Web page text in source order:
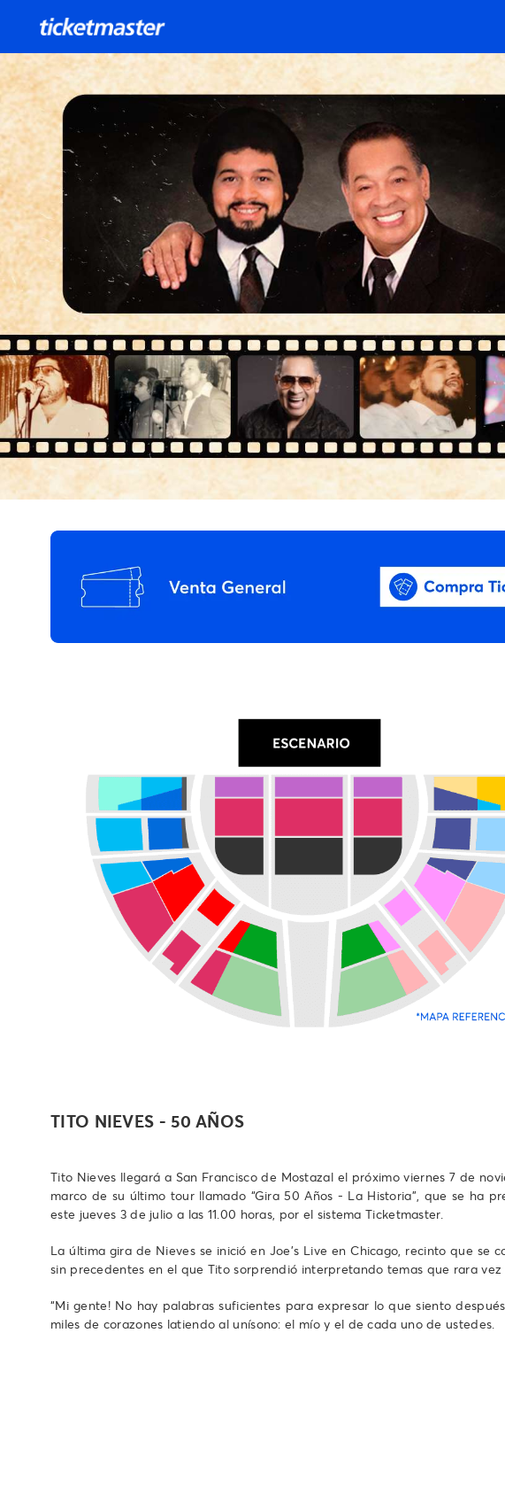
TITO NIEVES - 50 AÑOS
Tito Nieves llegará a San Francisco de Mostazal el próximo viernes 7 de
marco de su último tour llamado “Gira 50 Años - La Historia”, que se ha
este jueves 3 de julio a las 11.00 horas, por el sistema Ticketmaster.
La última gira de Nieves se inició en Joe’s Live en Chicago, recinto que
sin precedentes en el que Tito sorprendió interpretando temas que rara
“Mi gente! No hay palabras suficientes para expresar lo que siento
miles de corazones latiendo al unísono: el mío y el de cada uno de ustedes.